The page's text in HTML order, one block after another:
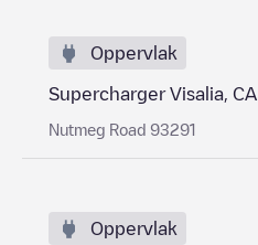
Oppervlak
Supercharger Visalia, CA
Nutmeg Road 93291
Oppervlak